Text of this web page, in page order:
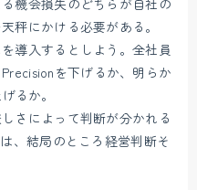
秤にかける必要がある。
導入するとしよう。全社員
を下げるか、明らか
るか。
さによって判断が分かれる
、結局のところ経営判断そ